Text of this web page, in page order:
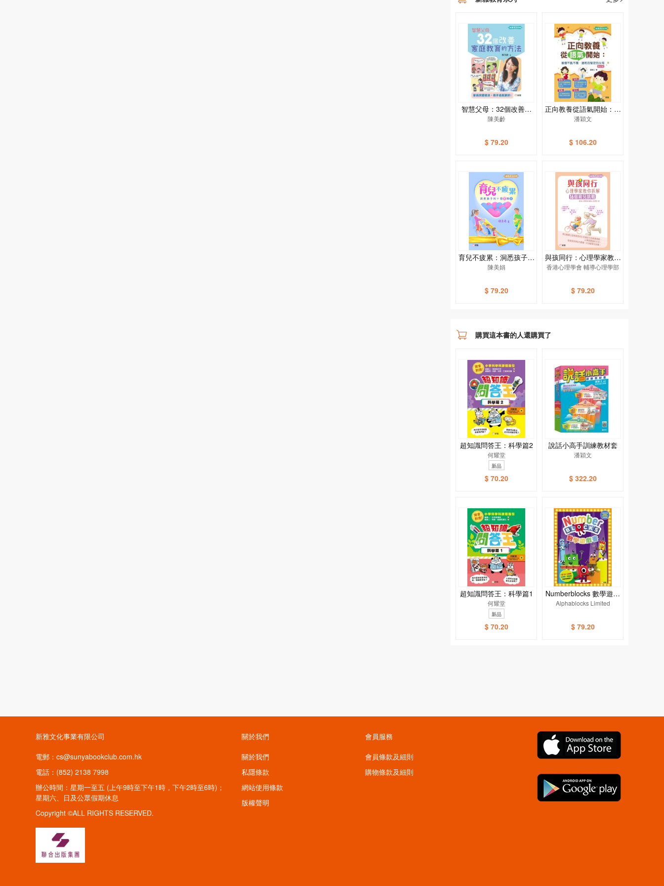
智慧父母：32個改善家
庭教育的方法［新雅教育
陳美齡
$ 79.20
正向教養從語氣開始：當
個不吼不罵、温和且堅定
教育系列]
潘穎文
$ 106.20
育兒不疲累：洞悉孩子的
十個「愛」與「不」[新
陳美娟
$ 79.20
與孩同行：心理學家教你
拆解16個育兒挑戰[新雅
香港心理學會 輔導心理學部
$ 79.20
購買這本書的人還購買了
超知識問答王：科學篇2
何耀堂
新品
$ 70.20
說話小高手訓練教材套
潘穎文
$ 322.20
超知識問答王：科學篇1
何耀堂
新品
$ 70.20
Numberblocks 數學遊戲
書
Alphablocks Limited
$ 79.20
新雅文化事業有限公司
電郵：cs@sunyabookclub.com.hk
電話：(852) 2138 7998
辦公時間：星期一至五 (上午9時至下午1時，下午2時至6時)；
星期六、日及公眾假期休息
Copyright ©ALL RIGHTS RESERVED.
關於我們
關於我們
私隱條款
網站使用條款
版權聲明
會員服務
會員條款及細則
購物條款及細則